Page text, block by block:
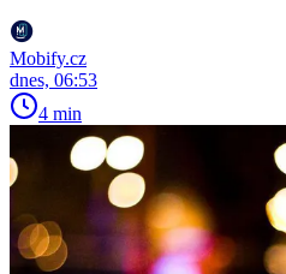
Mobify.cz
dnes, 06:53
4 min